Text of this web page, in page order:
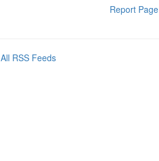
Report Page
All RSS Feeds